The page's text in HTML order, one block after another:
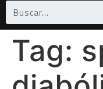
Tag: